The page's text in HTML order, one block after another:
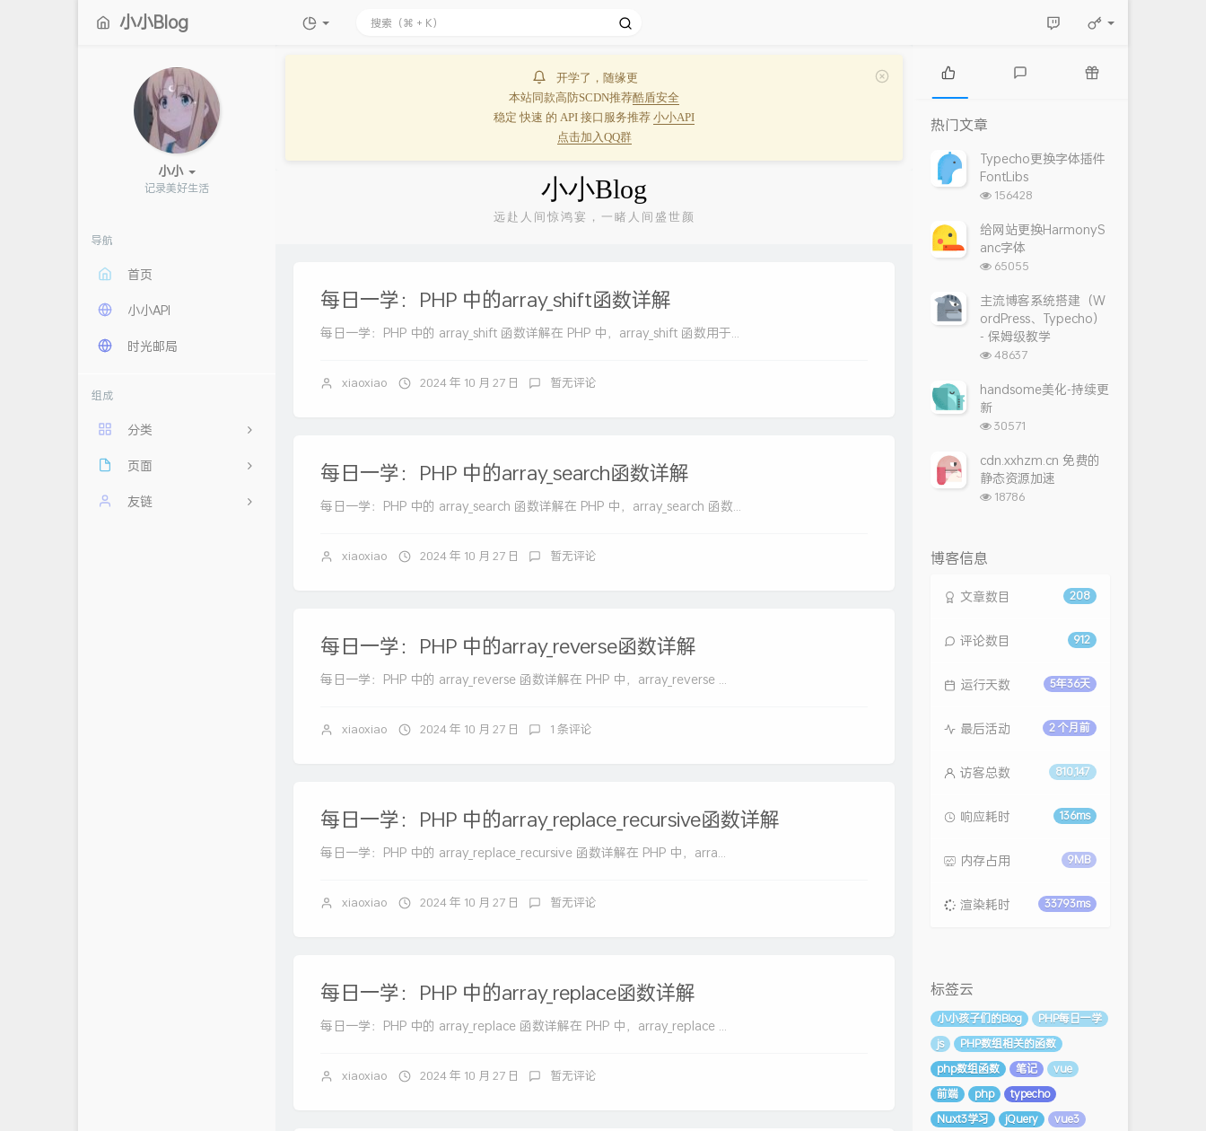
小小Blog
小小
记录美好生活
导航
首页
小小API
时光邮局
组成
分类
11
2
页面
每日60秒，阅读天下事
友链
开学了，随缘更
本站同款高防SCDN推荐酷盾安全
稳定 快速 的 API 接口服务推荐 小小API
点击加入QQ群
小小Blog
远赴人间惊鸿宴，一睹人间盛世颜
每日一学：PHP 中的array_shift函数详解
每日一学：PHP 中的 array_shift 函数详解在 PHP 中，array_shift 函数用于...
xiaoxiao 2024 年 10 月 27 日 暂无评论
每日一学：PHP 中的array_search函数详解
每日一学：PHP 中的 array_search 函数详解在 PHP 中，array_search 函数...
xiaoxiao 2024 年 10 月 27 日 暂无评论
每日一学：PHP 中的array_reverse函数详解
每日一学：PHP 中的 array_reverse 函数详解在 PHP 中，array_reverse ...
xiaoxiao 2024 年 10 月 27 日 1 条评论
每日一学：PHP 中的array_replace_recursive函数详解
每日一学：PHP 中的 array_replace_recursive 函数详解在 PHP 中，arra...
xiaoxiao 2024 年 10 月 27 日 暂无评论
每日一学：PHP 中的array_replace函数详解
每日一学：PHP 中的 array_replace 函数详解在 PHP 中，array_replace ...
xiaoxiao 2024 年 10 月 27 日 暂无评论
热
门
文
章
论
章
热门文章
Typecho更换字体插件
FontLibs
浏
次
数:
156428
给网站更换HarmonyS
anc字体
浏
次
数:
65055
主流博客系统搭建（W
ordPress、Typecho）
- 保姆级教学
浏
次
48637
handsome美化-持续更
新
浏
次
数:
30571
cdn.xxhzm.cn 免费的
静态资源加速
浏
18786
博客信息
208
文章数目
912
评论数目
5年36天
运行天数
2 个月前
最后活动
810,147
访客总数
136ms
响应耗时
9MB
内存占用
33793ms
渲染耗时
标签云
小小孩子们的Blog
PHP每日一学
js
PHP数组相关的函数
php数组函数
笔记
vue
前端
php
typecho
Nuxt3学习
jQuery
vue3